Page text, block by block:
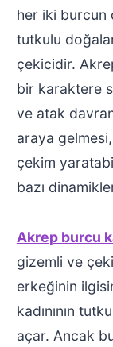
her iki burcun
tutkulu
çekicidir.
bir karaktere
ve atak
araya
çekim
bazı
Akrep burcu
gizemli ve
erkeğinin
kadınının
açar. Ancak